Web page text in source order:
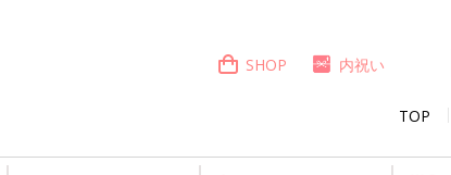
TOP
SHOP 内祝い